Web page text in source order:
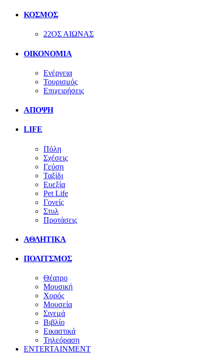
ΚΟΣΜΟΣ
22ΟΣ ΑΙΩΝΑΣ
ΟΙΚΟΝΟΜΙΑ
Ενέργεια
Τουρισμός
Επιχειρήσεις
ΑΠΟΨΗ
LIFE
Πόλη
Σχέσεις
Γεύση
Ταξίδι
Ευεξία
Pet Life
Γονείς
Στυλ
Προτάσεις
ΑΘΛΗΤΙΚΑ
ΠΟΛΙΤΣΜΟΣ
Θέατρο
Μουσική
Χορός
Μουσεία
Σινεμά
Βιβλίο
Εικαστικά
Τηλεόραση
ENTERTAINMENT